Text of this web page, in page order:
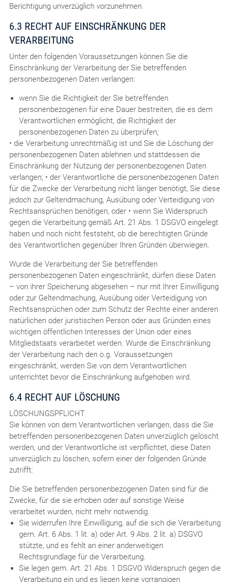
Berichtigung unverzüglich vorzunehmen.
6.3 RECHT AUF EINSCHRÄNKUNG DER
VERARBEITUNG
Unter den folgenden Voraussetzungen können Sie die
Einschränkung der Verarbeitung der Sie betreffenden
personenbezogenen Daten verlangen:
wenn Sie die Richtigkeit der Sie betreffenden
personenbezogenen für eine Dauer bestreiten, die es dem
Verantwortlichen ermöglicht, die Richtigkeit der
personenbezogenen Daten zu überprüfen;
• die Verarbeitung unrechtmäßig ist und Sie die Löschung der
personenbezogenen Daten ablehnen und stattdessen die
Einschränkung der Nutzung der personenbezogenen Daten
verlangen; • der Verantwortliche die personenbezogenen Daten
für die Zwecke der Verarbeitung nicht länger benötigt, Sie diese
jedoch zur Geltendmachung, Ausübung oder Verteidigung von
Rechtsansprüchen benötigen, oder • wenn Sie Widerspruch
gegen die Verarbeitung gemäß Art. 21 Abs. 1 DSGVO eingelegt
haben und noch nicht feststeht, ob die berechtigten Gründe
des Verantwortlichen gegenüber Ihren Gründen überwiegen.
Wurde die Verarbeitung der Sie betreffenden
personenbezogenen Daten eingeschränkt, dürfen diese Daten
– von ihrer Speicherung abgesehen – nur mit Ihrer Einwilligung
oder zur Geltendmachung, Ausübung oder Verteidigung von
Rechtsansprüchen oder zum Schutz der Rechte einer anderen
natürlichen oder juristischen Person oder aus Gründen eines
wichtigen öffentlichen Interesses der Union oder eines
Mitgliedstaats verarbeitet werden. Wurde die Einschränkung
der Verarbeitung nach den o.g. Voraussetzungen
eingeschränkt, werden Sie von dem Verantwortlichen
unterrichtet bevor die Einschränkung aufgehoben wird.
6.4 RECHT AUF LÖSCHUNG
LÖSCHUNGSPFLICHT
Sie können von dem Verantwortlichen verlangen, dass die Sie
betreffenden personenbezogenen Daten unverzüglich gelöscht
werden, und der Verantwortliche ist verpflichtet, diese Daten
unverzüglich zu löschen, sofern einer der folgenden Gründe
zutrifft:
Die Sie betreffenden personenbezogenen Daten sind für die
Zwecke, für die sie erhoben oder auf sonstige Weise
verarbeitet wurden, nicht mehr notwendig.
Sie widerrufen Ihre Einwilligung, auf die sich die Verarbeitung
gem. Art. 6 Abs. 1 lit. a) oder Art. 9 Abs. 2 lit. a) DSGVO
stützte, und es fehlt an einer anderweitigen
Rechtsgrundlage für die Verarbeitung.
Sie legen gem. Art. 21 Abs. 1 DSGVO Widerspruch gegen die
Verarbeitung ein und es liegen keine vorrangigen